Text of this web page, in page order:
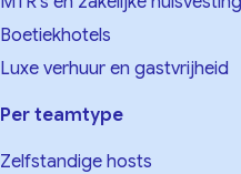
Boetiekhotels
Luxe verhuur en gastvrijheid
Per teamtype
Zelfstandige hosts